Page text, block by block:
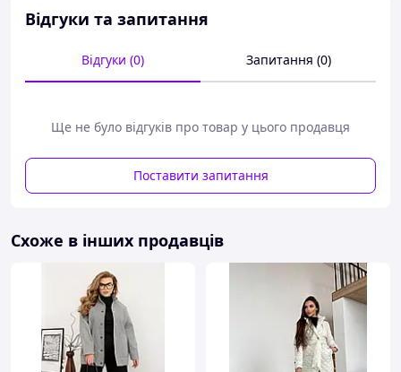
З любов'ю команда Happy Style
Відгуки та запитання
Відгуки (0) Запитання (0)
Ще не було відгуків про товар у цього продавця
Поставити запитання
Схоже в інших продавців